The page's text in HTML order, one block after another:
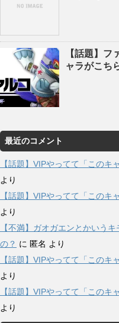
【話題】フ
ャラがこち
最近のコメント
【話題】VIPやってて「このキ
より
【話題】VIPやってて「このキ
より
【不満】ガオガエンとかいう
の？ に 匿名 より
【話題】VIPやってて「このキ
より
【話題】VIPやってて「このキ
より